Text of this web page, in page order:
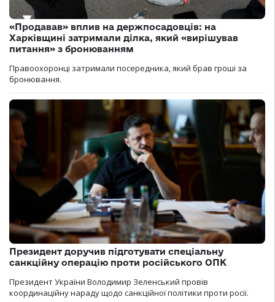
«Продавав» вплив на держпосадовців: на
Харківщині затримали ділка, який «вирішував
питання» з бронюванням
Правоохоронці затримали посередника, який брав гроші за
бронювання.
Президент доручив підготувати спеціальну
санкційну операцію проти російського ОПК
Президент України Володимир Зеленський провів
координаційну нараду щодо санкційної політики проти росії.